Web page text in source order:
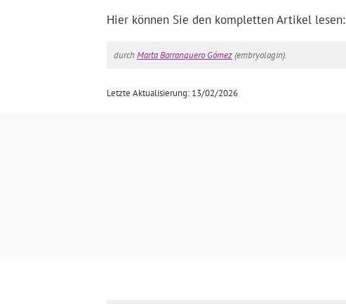
Hier können Sie den kompletten Artikel lesen:
durchMarta Barranquero Gómez(embryologin).
Letzte Aktualisierung: 13/02/2026